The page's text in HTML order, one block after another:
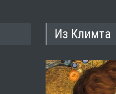
Из Климта